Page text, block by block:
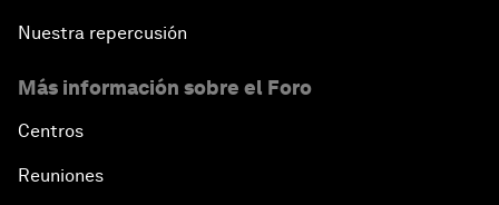
Nuestra repercusión
Más información sobre el Foro
Centros
Reuniones